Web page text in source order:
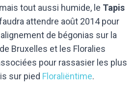
tout aussi humide, le Tapis
faudra attendre août 2014 pour
de bégonias sur la
Bruxelles et les Floralies
pour rassasier les plus
sur pied Floraliëntime.